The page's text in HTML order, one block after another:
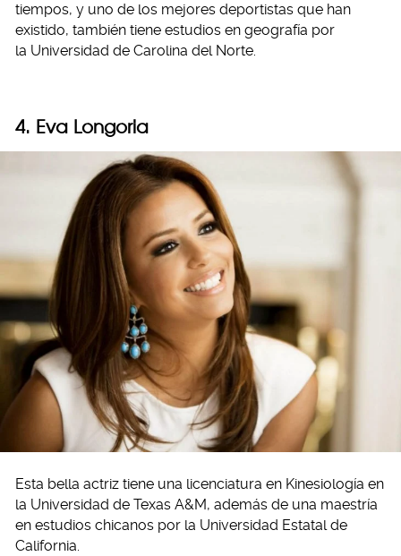
tiempos, y uno de los mejores deportistas que han
existido, también tiene estudios en geografía por
la Universidad de Carolina del Norte.
4. Eva Longoria
Esta bella actriz tiene una licenciatura en Kinesiología en
la Universidad de Texas A&M, además de una maestría
en estudios chicanos por la Universidad Estatal de
California.